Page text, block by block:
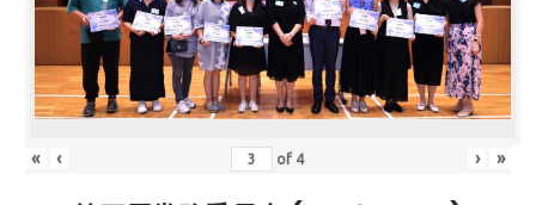
« ‹ of 4 › »